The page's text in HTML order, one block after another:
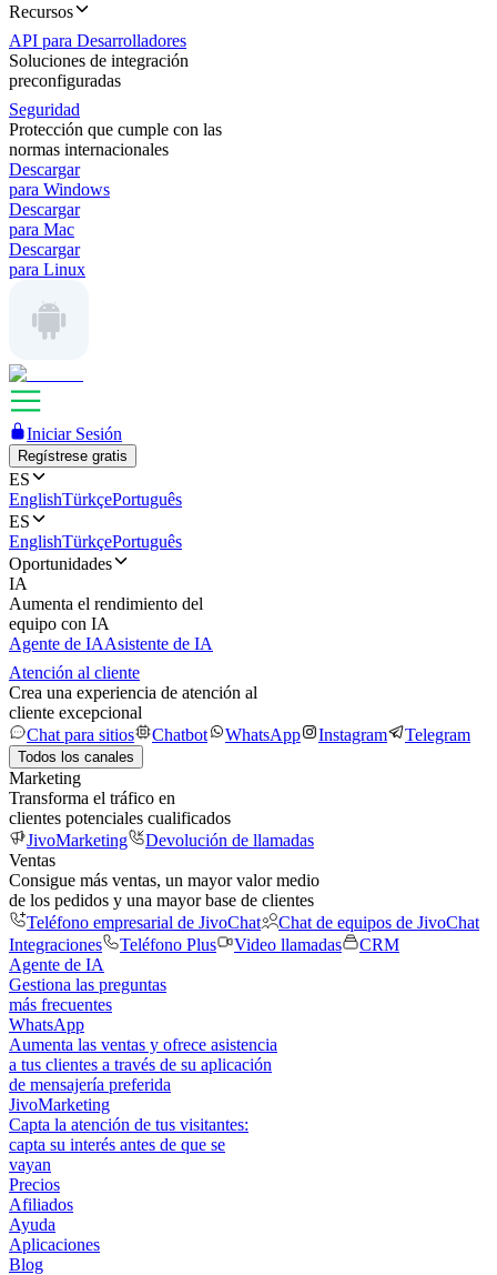
Recursos
API para Desarrolladores
Soluciones de integración
preconfiguradas
Seguridad
Protección que cumple con las
normas internacionales
Descargar
para Windows
Descargar
para Mac
Descargar
para Linux
Iniciar Sesión
Regístrese gratis
ES
EnglishTürkçePortuguês
ES
EnglishTürkçePortuguês
Oportunidades
IA
Aumenta el rendimiento del
equipo con IA
Agente de IAAsistente de IA
Atención al cliente
Crea una experiencia de atención al
cliente excepcional
Chat para sitios
Chatbot WhatsApp Instagram Telegram
Todos los canales
Marketing
Transforma el tráfico en
clientes potenciales cualificados
JivoMarketing
Devolución de llamadas
Ventas
Consigue más ventas, un mayor valor medio
de los pedidos y una mayor base de clientes
Teléfono empresarial de JivoChat
Chat de equipos de JivoChat
Integraciones
Teléfono Plus Video llamadas
CRM
Agente de IA
Gestiona las preguntas
más frecuentes
WhatsApp
Aumenta las ventas y ofrece asistencia
a tus clientes a través de su aplicación
de mensajería preferida
JivoMarketing
Capta la atención de tus visitantes:
capta su interés antes de que se
vayan
Precios
Afiliados
Ayuda
Aplicaciones
Blog